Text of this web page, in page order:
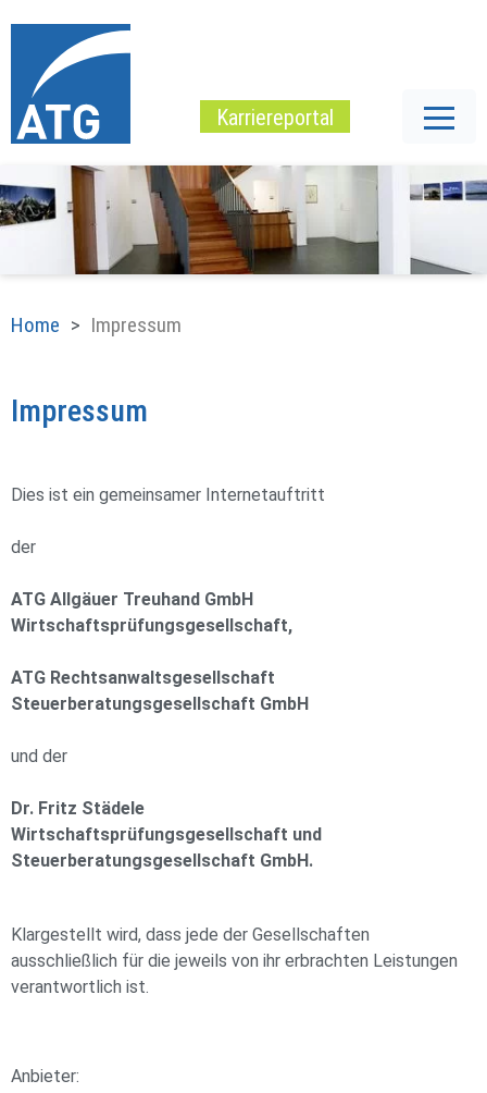
Karriereportal
Home Impressum
Impressum
Dies ist ein gemeinsamer Internetauftritt
der
ATG Allgäuer Treuhand GmbH
Wirtschaftsprüfungsgesellschaft,
ATG Rechtsanwaltsgesellschaft
Steuerberatungsgesellschaft GmbH
und der
Dr. Fritz Städele
Wirtschaftsprüfungsgesellschaft und
Steuerberatungsgesellschaft GmbH.
Klargestellt wird, dass jede der Gesellschaften
ausschließlich für die jeweils von ihr erbrachten Leistungen
verantwortlich ist.
Anbieter: